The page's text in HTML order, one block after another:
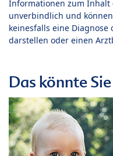
Informationen zum Inhalt
unverbindlich und
keinesfalls eine
darstellen oder einen
Das könnte